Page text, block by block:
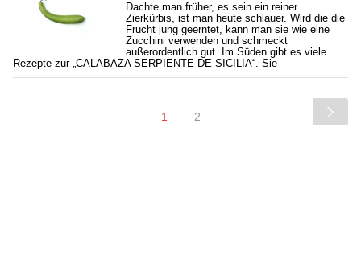
Dachte man früher, es sein ein reiner
Zierkürbis, ist man heute schlauer. Wird die die
Frucht jung geerntet, kann man sie wie eine
Zucchini verwenden und schmeckt
außerordentlich gut. Im Süden gibt es viele
Rezepte zur „CALABAZA SERPIENTE DE SICILIA“. Sie
1 2